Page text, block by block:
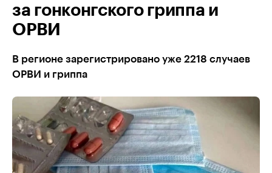
за гонконгского гриппа и
ОРВИ
В регионе зарегистрировано уже 2218 случаев
ОРВИ и гриппа